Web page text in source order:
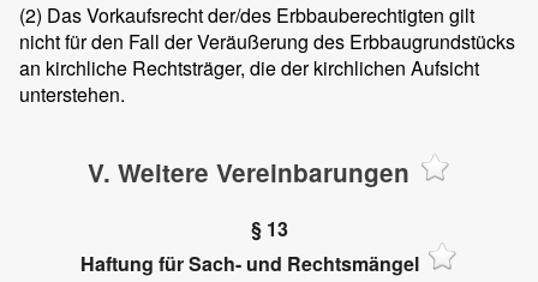
(2) Das Vorkaufsrecht der/des Erbbauberechtigten gilt
nicht für den Fall der Veräußerung des Erbbaugrundstücks
an kirchliche Rechtsträger, die der kirchlichen Aufsicht
unterstehen.
V. Weitere Vereinbarungen
§ 13
Haftung für Sach- und Rechtsmängel